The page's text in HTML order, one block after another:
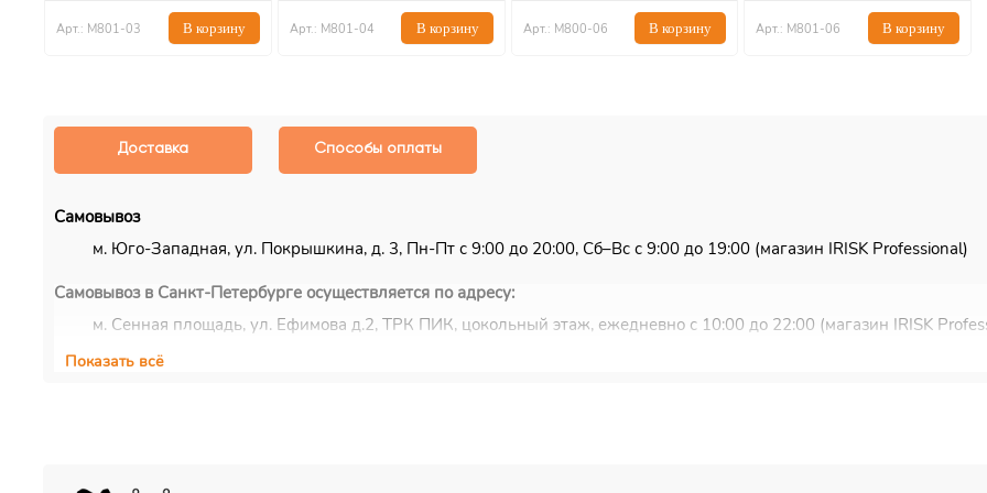
Арт.: М801-03 В корзину Арт.: М801-04 В корзину Арт.: М800-06 В корзину Арт.: М801-06 В корзину
Доставка Способы оплаты
Самовывоз
м. Юго-Западная, ул. Покрышкина, д. 3, Пн-Пт с 9:00 до 20:00, Сб–Вс с 9:00 до 19:00 (магазин IRISK Professional)
Самовывоз в Санкт-Петербурге осуществляется по адресу:
м. Сенная площадь, ул. Ефимова д.2, ТРК ПИК, цокольный этаж, ежедневно с 10:00 до 22:00 (магазин IRISK
Курьерская доставка
Также можно воспользоваться услугами наиболее удобной для Вас транспортной компании (СДЭК, ПЭК, Деловые
Показать всё